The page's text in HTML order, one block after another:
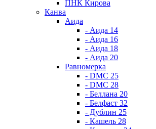
ПНК Кирова
Канва
Аида
- Аида 14
- Аида 16
- Аида 18
- Аида 20
Равномерка
- DMC 25
- DMC 28
- Беллана 20
- Белфаст 32
- Дублин 25
- Кашель 28